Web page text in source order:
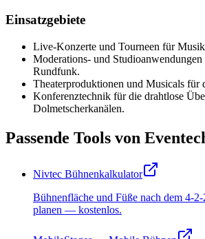
Einsatzgebiete
Live-Konzerte und Tourneen für
Moderations- und Studioanwendungen
Rundfunk.
Theaterproduktionen und Musicals für
Konferenztechnik für die drahtlose
Dolmetscherkanälen.
Passende Tools von
Nivtec Bühnenkalkulator
Bühnenfläche und Füße nach dem 4-
planen — kostenlos.